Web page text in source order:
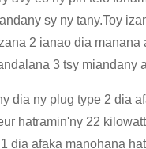
sy ny tany.Toy
2 ianao dia manana
3 tsy miandany
dia ny plug type 2 dia
hatramin'ny 22
dia afaka manohana